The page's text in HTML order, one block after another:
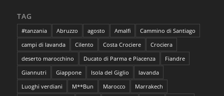
TAG
#tanzania Abruzzo agosto Amalfi
Cammino di Santiago
campi di lavanda
Cilento Costa Crociere
Crociera
deserto marocchino
Ducato di Parma e Piacenza
Fiandre
Giannutri
Giappone Isola del Giglio
lavanda
Luoghi verdiani
M**Bun Marocco
Marrakech